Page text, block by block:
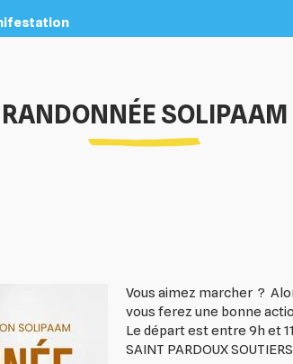
RANDONNÉE SOLIPAAM
Vous aimez marcher ?
vous ferez une bonne
Le départ est entre 9h et
SAINT PARDOUX